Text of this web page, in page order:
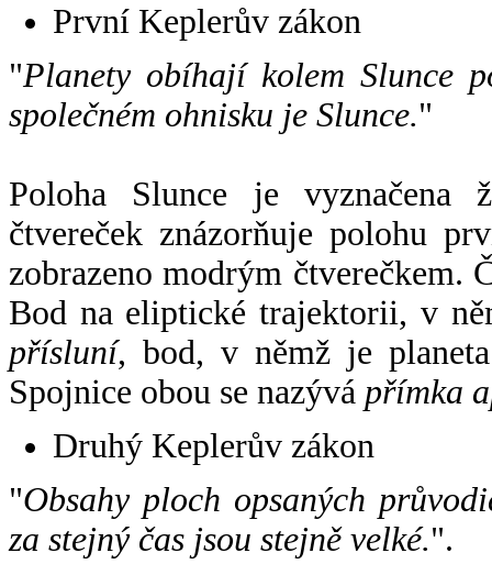
První Keplerův zákon
"Planety obíhají kolem Slunce
společném ohnisku je Slunce."
Poloha Slunce je vyznačena
čtvereček znázorňuje polohu
zobrazeno modrým čtverečkem.
Bod na eliptické trajektorii, v
přísluní, bod, v němž je
Spojnice obou se nazývá přímka
Druhý Keplerův zákon
"Obsahy ploch opsaných
za stejný čas jsou stejně velké.".